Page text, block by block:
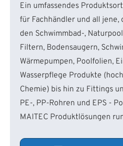
Ein umfassendes
für Fachhändler und all
den Schwimmbad-,
Filtern, Bodensaugern,
Wärmepumpen, Poolfolien,
Wasserpflege Produkte
Chemie) bis hin zu Fittings
PE-, PP-Rohren und EPS -
MAITEC Produktlösungen